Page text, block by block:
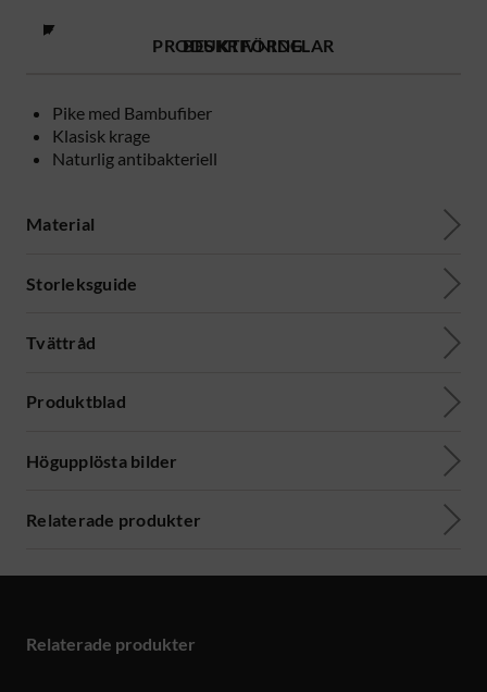
PRODUKTFÖRDELAR
Pike med Bambufiber
Klasisk krage
Naturlig antibakteriell
BESKRIVNING
Material
Storleksguide
Tvättråd
Produktblad
Högupplösta bilder
Relaterade produkter
Relaterade produkter